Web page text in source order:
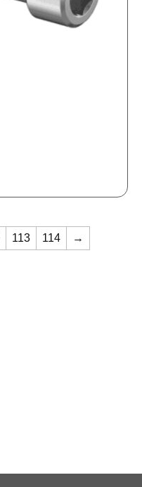
113 114 →